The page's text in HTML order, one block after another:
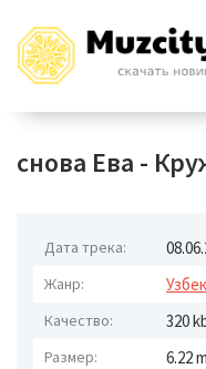
снова Ева -
Дата трека:
Жанр:
Качество: 320
Размер: 6.22